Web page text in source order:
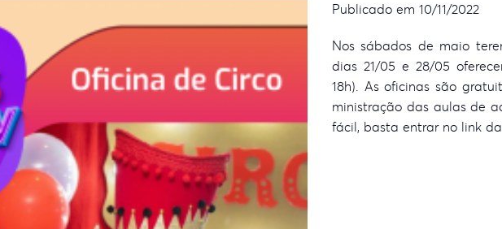
Publicado em 10/11/2022
Nos sábados de maio
dias 21/05 e 28/05
18h). As oficinas são
ministração das aulas de
fácil, basta entrar no link da